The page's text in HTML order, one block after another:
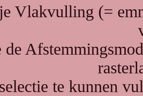
Vlakvulling (=
de
te kunnen